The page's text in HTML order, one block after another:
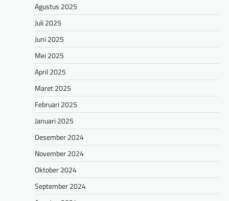
Agustus 2025
Juli 2025
Juni 2025
Mei 2025
April 2025
Maret 2025
Februari 2025
Januari 2025
Desember 2024
November 2024
Oktober 2024
September 2024